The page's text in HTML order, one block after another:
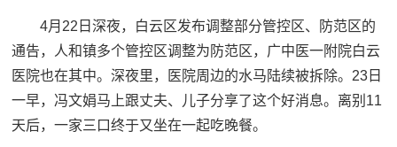
4月22日深夜，白云区发布调整部分管控区、防范区的
通告，人和镇多个管控区调整为防范区，广中医一附院白云
医院也在其中。深夜里，医院周边的水马陆续被拆除。23日
一早，冯文娟马上跟丈夫、儿子分享了这个好消息。离别11
天后，一家三口终于又坐在一起吃晚餐。